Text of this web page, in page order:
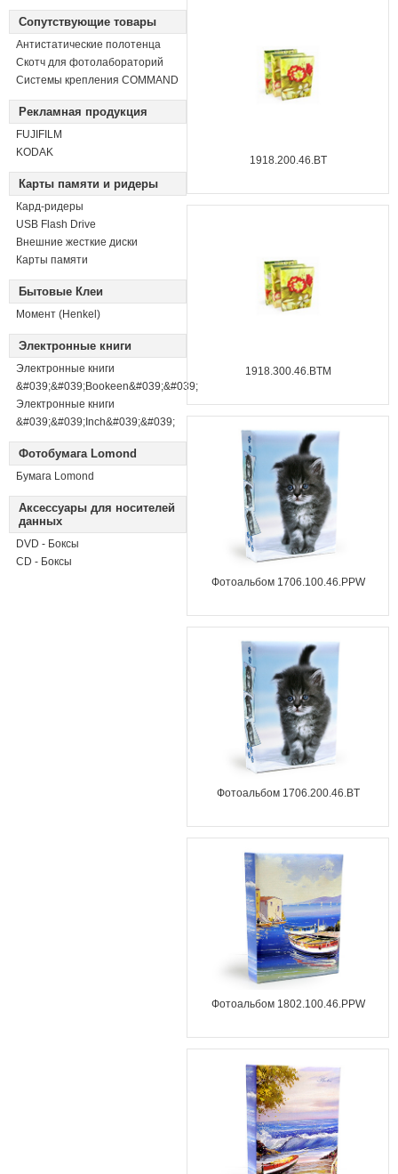
Сопутствующие товары
Антистатические полотенца
Скотч для фотолабораторий
Системы крепления COMMAND
Рекламная продукция
FUJIFILM
KODAK
Карты памяти и ридеры
Кард-ридеры
USB Flash Drive
Внешние жесткие диски
Карты памяти
Бытовые Клеи
Момент (Henkel)
Электронные книги
Электронные книги
&#039;&#039;Bookeen&#039;&#039;
Электронные книги
&#039;&#039;Inch&#039;&#039;
Фотобумага Lomond
Бумага Lomond
Аксессуары для носителей
данных
DVD - Боксы
CD - Боксы
1918.200.46.BT
1918.300.46.BTM
Фотоальбом 1706.100.46.PPW
Фотоальбом 1706.200.46.BT
Фотоальбом 1802.100.46.PPW